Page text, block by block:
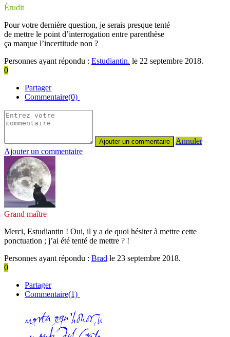
Érudit
Pour votre dernière question, je serais presque tenté
de mettre le point d’interrogation entre parenthèse
ça marque l’incertitude non ?
Personnes ayant répondu : Estudiantin. le 22 septembre 2018.
0
Partager
Commentaire(0)
Annuler
Ajouter un commentaire
Grand maître
Merci, Estudiantin ! Oui, il y a de quoi hésiter à mettre cette
ponctuation ; j’ai été tenté de mettre ? !
Personnes ayant répondu : Brad le 23 septembre 2018.
0
Partager
Commentaire(1)